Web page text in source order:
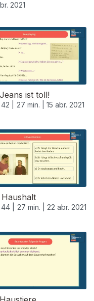
2021
ist toll!
| 27 min. | 15 abr. 2021
| 27 min. | 22 abr. 2021